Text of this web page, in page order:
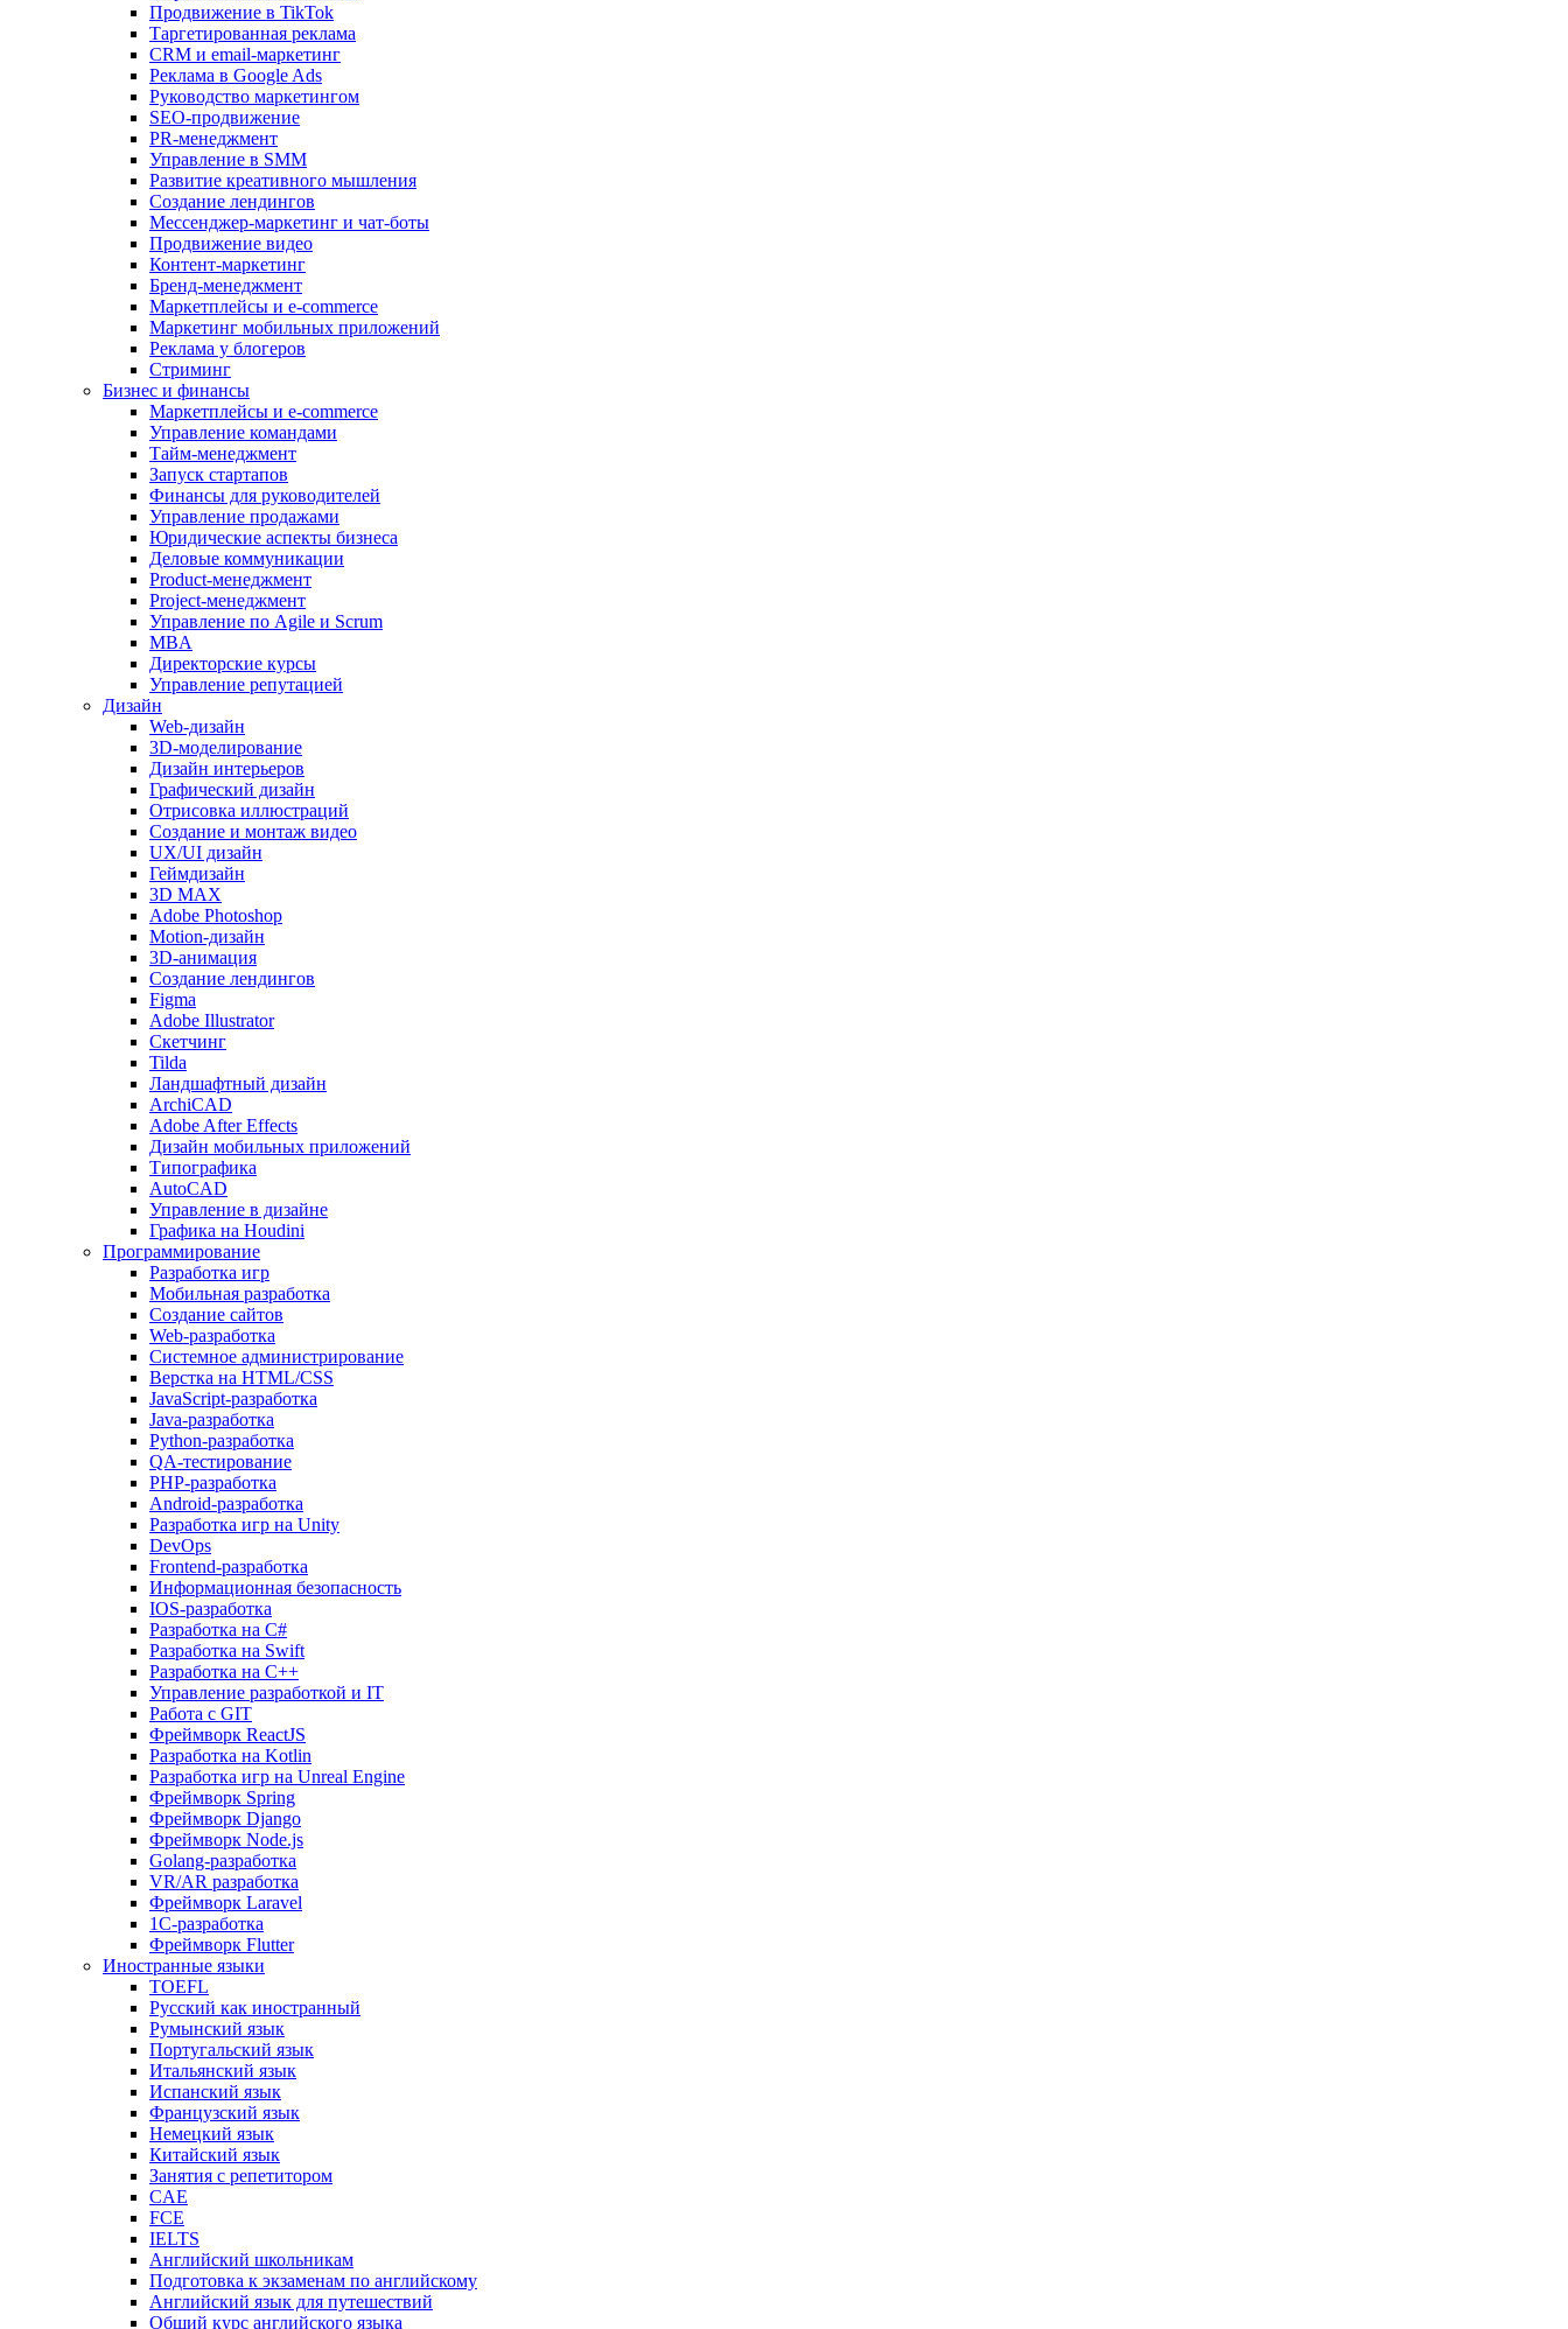
Продвижение в TikTok
Таргетированная реклама
CRM и email-маркетинг
Реклама в Google Ads
Руководство маркетингом
SEO-продвижение
PR-менеджмент
Управление в SMM
Развитие креативного мышления
Создание лендингов
Мессенджер-маркетинг и чат-боты
Продвижение видео
Контент-маркетинг
Бренд-менеджмент
Маркетплейсы и e-commerce
Маркетинг мобильных приложений
Реклама у блогеров
Стриминг
Бизнес и финансы
Маркетплейсы и e-commerce
Управление командами
Тайм-менеджмент
Запуск стартапов
Финансы для руководителей
Управление продажами
Юридические аспекты бизнеса
Деловые коммуникации
Product-менеджмент
Project-менеджмент
Управление по Agile и Scrum
MBA
Директорские курсы
Управление репутацией
Дизайн
Web-дизайн
3D-моделирование
Дизайн интерьеров
Графический дизайн
Отрисовка иллюстраций
Создание и монтаж видео
UX/UI дизайн
Геймдизайн
3D MAX
Adobe Photoshop
Motion-дизайн
3D-анимация
Создание лендингов
Figma
Adobe Illustrator
Скетчинг
Tilda
Ландшафтный дизайн
ArchiCAD
Adobe After Effects
Дизайн мобильных приложений
Типографика
AutoCAD
Управление в дизайне
Графика на Houdini
Программирование
Разработка игр
Мобильная разработка
Создание сайтов
Web-разработка
Системное администрирование
Верстка на HTML/CSS
JavaScript-разработка
Java-разработка
Python-разработка
QA-тестирование
PHP-разработка
Android-разработка
Разработка игр на Unity
DevOps
Frontend-разработка
Информационная безопасность
IOS-разработка
Разработка на C#
Разработка на Swift
Разработка на C++
Управление разработкой и IT
Работа с GIT
Фреймворк ReactJS
Разработка на Kotlin
Разработка игр на Unreal Engine
Фреймворк Spring
Фреймворк Django
Фреймворк Node.js
Golang-разработка
VR/AR разработка
Фреймворк Laravel
1C-разработка
Фреймворк Flutter
Иностранные языки
TOEFL
Русский как иностранный
Румынский язык
Португальский язык
Итальянский язык
Испанский язык
Французский язык
Немецкий язык
Китайский язык
Занятия с репетитором
CAE
FCE
IELTS
Английский школьникам
Подготовка к экзаменам по английскому
Английский язык для путешествий
Общий курс английского языка